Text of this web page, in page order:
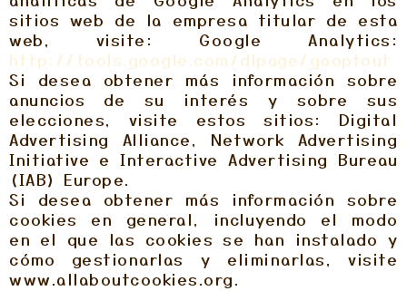
sitios web de la empresa titular de esta
web, visite: Google Analytics:
http://tools.google.com/dlpage/gaoptout
Si desea obtener más información sobre
anuncios de su interés y sobre sus
elecciones, visite estos sitios: Digital
Advertising Alliance, Network Advertising
Initiative e Interactive Advertising Bureau
(IAB) Europe.
Si desea obtener más información sobre
cookies en general, incluyendo el modo
en el que las cookies se han instalado y
cómo gestionarlas y eliminarlas, visite
www.allaboutcookies.org.